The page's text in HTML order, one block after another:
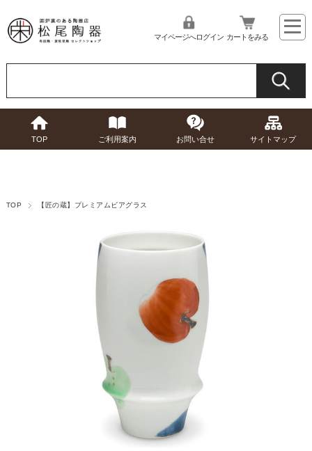
マイページへログイン カートをみる
TOP ご利用案内 お問い合せ サイトマップ
TOP 【匠の蔵】プレミアムビアグラス